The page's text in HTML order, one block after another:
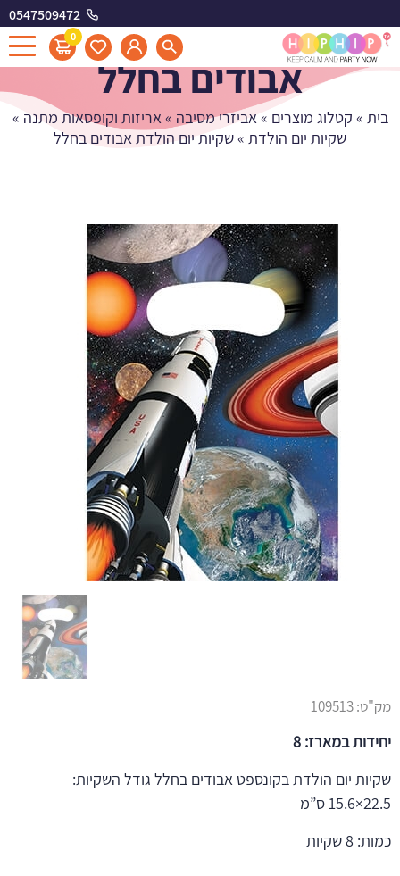
0547509472
0
שקיות יום הולדת
אבודים בחלל
בית » קטלוג מוצרים »אביזרי מסיבה »אריזות וקופסאות מתנה »
שקיות יום הולדת »שקיות יום הולדת אבודים בחלל
מק"ט:109513
יחידות במארז: 8
שקיות יום הולדת בקונספט אבודים בחלל גודל השקיות:
22.5×15.6 ס”מ
כמות: 8 שקיות